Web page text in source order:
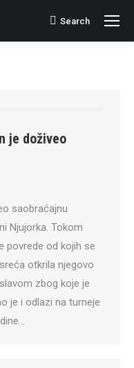
Search:
Search
je doživeo
saobraćajnu
Njujorka. Tokom
povrede od kojih se
otkrila njegovo
zbog koje je
je i odlazi na turneje